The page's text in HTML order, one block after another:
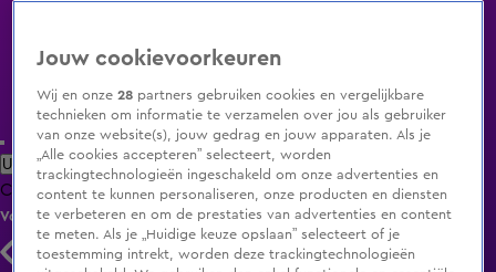
Uitzending Gemist Populaire programma's Zenders Genres
ClipsFilmsRadioSmart TV inlogShop
Volg KIJK
Jouw cookievoorkeuren
Wij en onze28 partners gebruiken cookies en vergelijkbare
technieken om informatie te verzamelen over jou als gebruiker
van onze website(s), jouw gedrag en jouw apparaten. Als je
„Alle cookies accepteren” selecteert, worden
trackingtechnologieën ingeschakeld om onze advertenties en
content te kunnen personaliseren, onze producten en diensten
te verbeteren en om de prestaties van advertenties en content
te meten. Als je „Huidige keuze opslaan” selecteert of je
toestemming intrekt, worden deze trackingtechnologieën